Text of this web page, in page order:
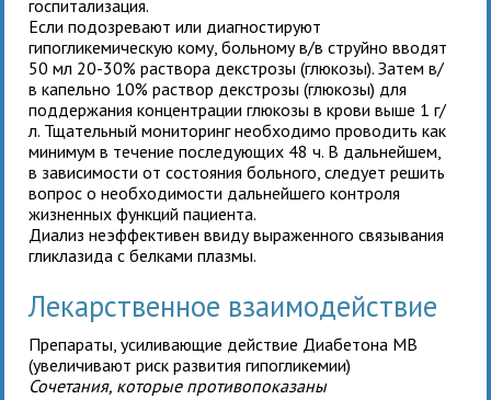
госпитализация.
Если подозревают или диагностируют
гипогликемическую кому, больному в/в струйно вводят
50 мл 20-30% раствора декстрозы (глюкозы). Затем в/
в капельно 10% раствор декстрозы (глюкозы) для
поддержания концентрации глюкозы в крови выше 1 г/
л. Тщательный мониторинг необходимо проводить как
минимум в течение последующих 48 ч. В дальнейшем,
в зависимости от состояния больного, следует решить
вопрос о необходимости дальнейшего контроля
жизненных функций пациента.
Диализ неэффективен ввиду выраженного связывания
гликлазида с белками плазмы.
Лекарственное взаимодействие
Препараты, усиливающие действие Диабетона MB
(увеличивают риск развития гипогликемии)
Сочетания, которые противопоказаны